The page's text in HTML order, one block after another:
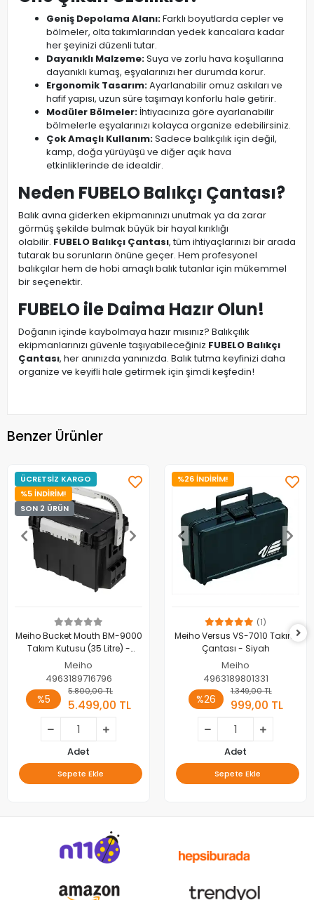
Geniş Depolama Alanı:Farklı boyutlarda cepler ve
bölmeler, olta takımlarından yedek kancalara kadar
her şeyinizi düzenli tutar.
Dayanıklı Malzeme:Suya ve zorlu hava koşullarına
dayanıklı kumaş, eşyalarınızı her durumda korur.
Ergonomik Tasarım:Ayarlanabilir omuz askıları ve
hafif yapısı, uzun süre taşımayı konforlu hale getirir.
Modüler Bölmeler: İhtiyacınıza göre ayarlanabilir
bölmelerle eşyalarınızı kolayca organize edebilirsiniz.
Çok Amaçlı Kullanım:Sadece balıkçılık için değil,
kamp, doğa yürüyüşü ve diğer açık hava
etkinliklerinde de idealdir.
Neden FUBELO Balıkçı Çantası?
Balık avına giderken ekipmanınızı unutmak ya da zarar
görmüş şekilde bulmak büyük bir hayal kırıklığı
olabilir. FUBELO Balıkçı Çantası, tüm ihtiyaçlarınızı bir arada
tutarak bu sorunların önüne geçer. Hem profesyonel
balıkçılar hem de hobi amaçlı balık tutanlar için mükemmel
bir seçenektir.
FUBELO ile Daima Hazır Olun!
Doğanın içinde kaybolmaya hazır mısınız? Balıkçılık
ekipmanlarınızı güvenle taşıyabileceğiniz FUBELO Balıkçı
Çantası, her anınızda yanınızda. Balık tutma keyfinizi daha
organize ve keyifli hale getirmek için şimdi keşfedin!
Benzer Ürünler
ÜCRETSİZ KARGO
%5 İNDİRİM!
SON 2 ÜRÜN
Meiho Bucket Mouth BM-9000
Takım Kutusu (35 Litre) -
Siyah
Meiho
4963189716796
%5
5.800,00 TL
5.499,00 TL
Adet
Sepete Ekle
%26 İNDİRİM!
(1)
Meiho Versus VS-7010 Takım
Çantası - Siyah
Meiho
4963189801331
%26
1.349,00 TL
999,00 TL
Adet
Sepete Ekle